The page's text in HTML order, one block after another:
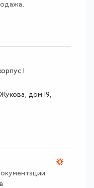
1
дом 19,